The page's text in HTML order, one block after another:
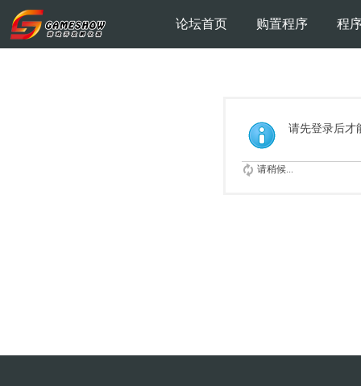
论坛首页 购置程序 程
请先登录后才
请稍候...